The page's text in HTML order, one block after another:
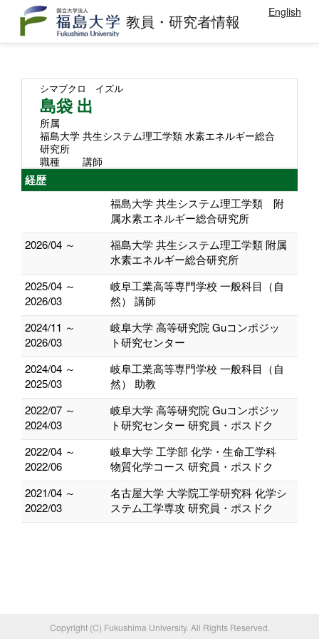
教員・研究者情報 English
シマブクロ イズル
島袋 出
所属
福島大学 共生システム理工学類 ⽔素エネルギー総合
研究所
職種
講師
経歴
福島大学 共生システム理工学類 附
属水素エネルギー総合研究所
2026/04 ～
福島大学 共生システム理工学類 附属
水素エネルギー総合研究所
2025/04 ～
2026/03
岐阜工業高等専門学校 一般科目（自
然） 講師
2024/11 ～
2026/03
岐阜大学 高等研究院 Guコンポジッ
ト研究センター
2024/04 ～
2025/03
岐阜工業高等専門学校 一般科目（自
然） 助教
2022/07 ～
2024/03
岐阜大学 高等研究院 Guコンポジッ
ト研究センター 研究員・ポスドク
2022/04 ～
2022/06
岐阜大学 工学部 化学・生命工学科
物質化学コース 研究員・ポスドク
2021/04 ～
2022/03
名古屋大学 大学院工学研究科 化学シ
ステム工学専攻 研究員・ポスドク
Copyright (C) Fukushima University. All Rights Reserved.